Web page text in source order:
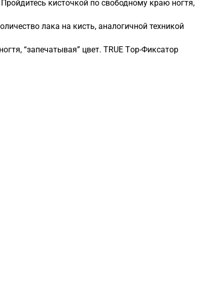
кисточкой по свободному краю ногтя,
лака на кисть, аналогичной техникой
“запечатывая” цвет. TRUE Tоp-Фиксатор